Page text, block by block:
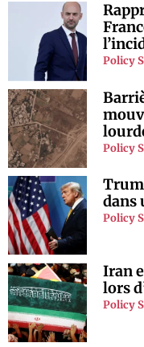
Policy
Policy
dans
Policy
Iran
lors
Policy